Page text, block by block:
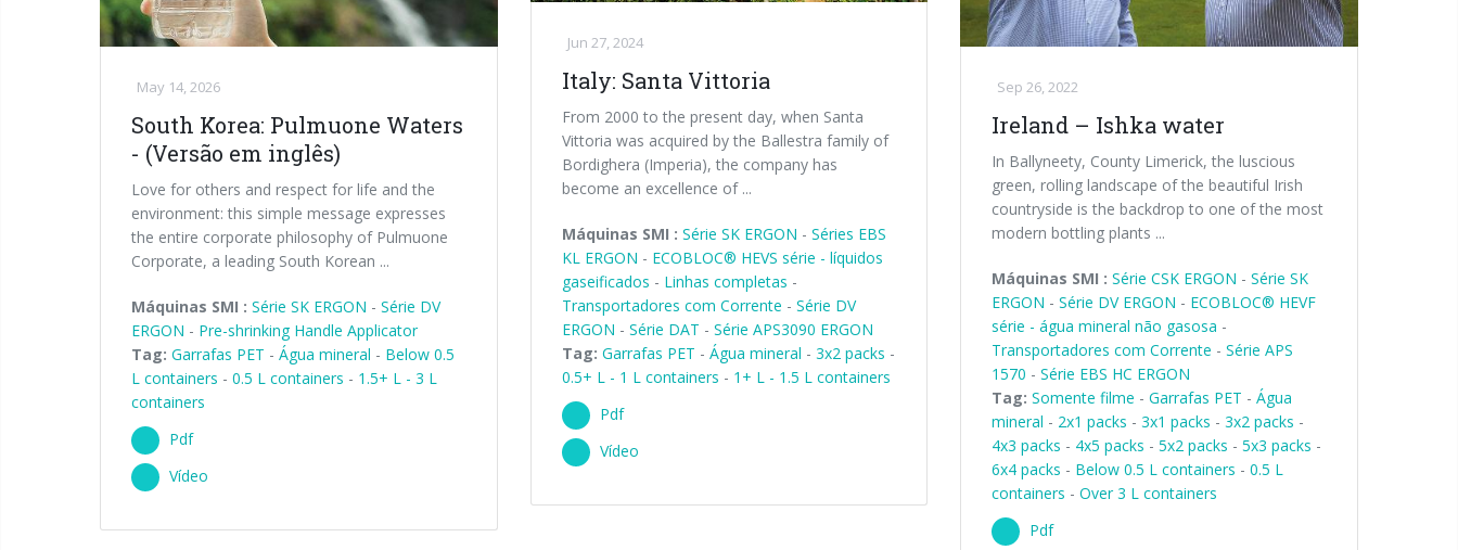
May 14, 2026
South Korea: Pulmuone Waters
- (Versão em inglês)
Love for others and respect for life and the
environment: this simple message expresses
the entire corporate philosophy of Pulmuone
Corporate, a leading South Korean ...
Máquinas SMI : Série SK ERGON - Série DV
ERGON - Pre-shrinking Handle Applicator
Tag: Garrafas PET - Água mineral - Below 0.5
L containers - 0.5 L containers - 1.5+ L - 3 L
containers
Pdf
Vídeo
Jun 27, 2024
Italy: Santa Vittoria
From 2000 to the present day, when Santa
Vittoria was acquired by the Ballestra family of
Bordighera (Imperia), the company has
become an excellence of ...
Máquinas SMI : Série SK ERGON - Séries EBS
KL ERGON - ECOBLOC® HEVS série - líquidos
gaseificados - Linhas completas -
Transportadores com Corrente - Série DV
ERGON - Série DAT - Série APS3090 ERGON
Tag: Garrafas PET - Água mineral - 3x2 packs -
0.5+ L - 1 L containers - 1+ L - 1.5 L containers
Pdf
Vídeo
Sep 26, 2022
Ireland – Ishka water
In Ballyneety, County Limerick, the luscious
green, rolling landscape of the beautiful Irish
countryside is the backdrop to one of the most
modern bottling plants ...
Máquinas SMI :Série CSK ERGON -Série SK
ERGON -Série DV ERGON - ECOBLOC® HEVF
série - água mineral não gasosa -
Transportadores com Corrente -Série APS
1570 -Série EBS HC ERGON
Tag:Somente filme -Garrafas PET -Água
mineral - 2x1 packs -3x1 packs -3x2 packs -
4x3 packs - 4x5 packs -5x2 packs -5x3 packs -
6x4 packs - Below 0.5 L containers -0.5 L
containers -Over 3 L containers
Pdf